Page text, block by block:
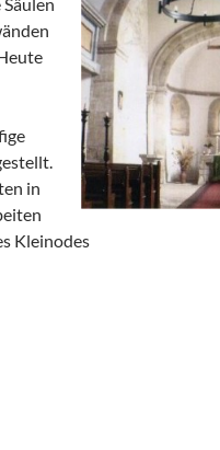
in
Kleinodes